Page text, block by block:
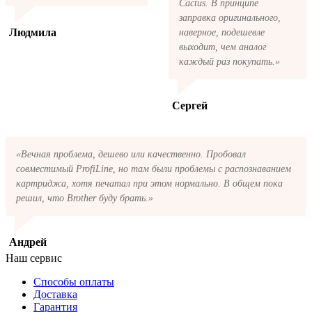
Людмила
Cactus. В принципе
заправка оригинального,
наверное, подешевле
выходит, чем аналог
каждый раз покупать.»
Сергей
«Вечная проблема, дешево или качественно. Пробовал
совместимый ProfiLine, но там были проблемы с распознаванием
картриджа, хотя печатал при этом нормально. В общем пока
решил, что Brother буду брать.»
Андрей
Наш сервис
Способы оплаты
Доставка
Гарантия